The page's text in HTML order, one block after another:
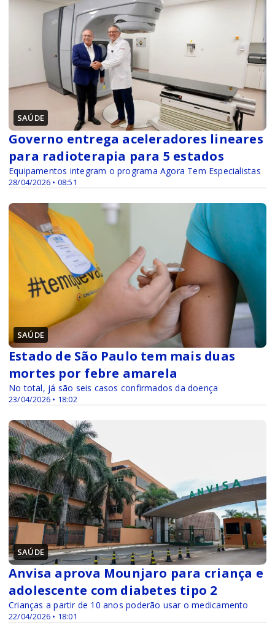
SAÚDE
28/04/2026 • 08:51
Governo entrega aceleradores lineares
para radioterapia para 5 estados
Equipamentos integram o programa Agora Tem Especialistas
SAÚDE
23/04/2026 • 18:02
Estado de São Paulo tem mais duas
mortes por febre amarela
No total, já são seis casos confirmados da doença
SAÚDE
22/04/2026 • 18:01
Anvisa aprova Mounjaro para criança e
adolescente com diabetes tipo 2
Crianças a partir de 10 anos poderão usar o medicamento